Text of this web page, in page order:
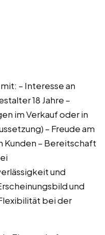
– Interesse an
18 Jahre –
im Verkauf oder in
– Freude am
Kunden – Bereitschaft
und
und
bei der